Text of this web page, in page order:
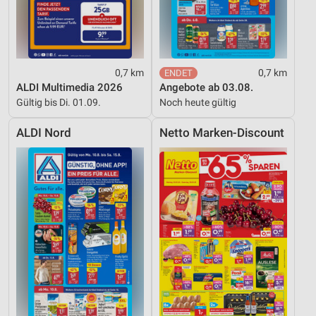
0,7 km
ALDI Multimedia 2026
Gültig bis Di. 01.09.
0,7 km
Angebote ab 03.08.
Noch heute gültig
ALDI Nord Netto Marken-Discount
Notwendig
Performance
Werbung